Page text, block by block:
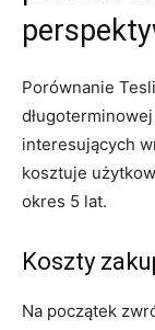
Porównanie
interesujących
kosztuje
okres 5 lat.
Koszty
Na początek